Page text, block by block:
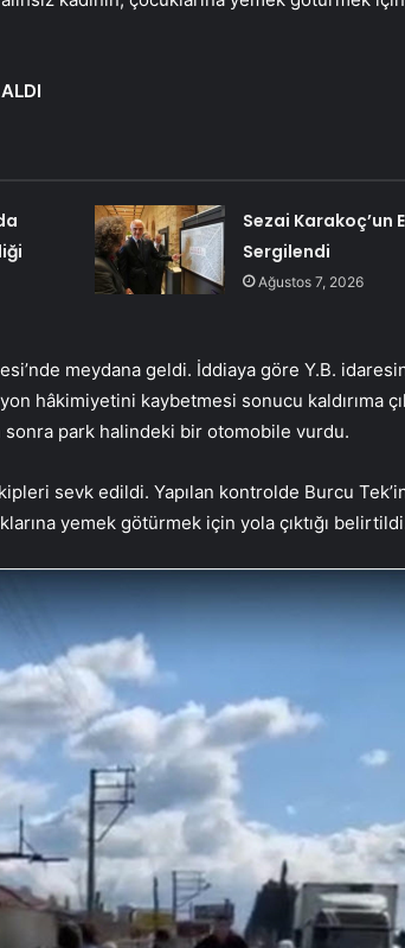
Sezai Karakoç’un
Sergilendi
Ağustos 7, 2026
meydana geldi. İddiaya göre Y.B.
hâkimiyetini kaybetmesi sonucu kaldırıma
sonra park halindeki bir otomobile vurdu.
sevk edildi. Yapılan kontrolde Burcu Tek’in
yemek götürmek için yola çıktığı